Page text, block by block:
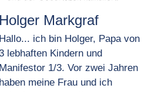
Holger Markgraf
Hallo... ich bin Holger, Papa von
lebhaften Kindern und
Manifestor 1/3. Vor zwei Jahren
haben meine Frau und ich